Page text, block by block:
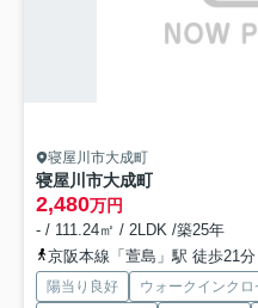
寝屋川市大成町
寝屋川市大成町
2,480万円
- / 111.24㎡ / 2LDK /築25年
京阪本線「萱島」駅 徒歩21分
陽当り良好 ウォークインクロ